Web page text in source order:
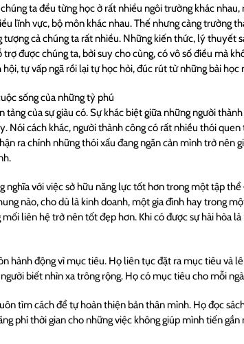
ta đều từng học ở rất nhiều ngôi trường khác
lĩnh vực, bộ môn khác nhau. Thế nhưng càng trường
tượng cả chúng ta rất nhiều. Những kiến thức, lý thuyết
trợ được chúng ta, bởi suy cho cùng, có vô số điều mà
tự vấp ngã rồi lại tự học hỏi, đúc rút từ những bài học
sống của những tỷ phú
tảng của sự giàu có. Sự khác biệt giữa những người
Nói cách khác, người thành công có rất nhiều thói
ra chính những thói xấu đang ngăn cản mình trở nên
nghĩa với việc sở hữu năng lực tốt hơn trong một tập
nào, cho dù là kinh doanh, một gia đình hay trong
liên hệ trở nên tốt đẹp hơn. Khi có được sự hài hòa
hành động vì mục tiêu. Họ liên tục đặt ra mục tiêu và
biết nhìn xa trông rộng. Họ có mục tiêu cho mỗi
tìm cách để tự hoàn thiện bản thân mình. Họ đọc
phí thời gian cho những việc không giúp mình tiến gần